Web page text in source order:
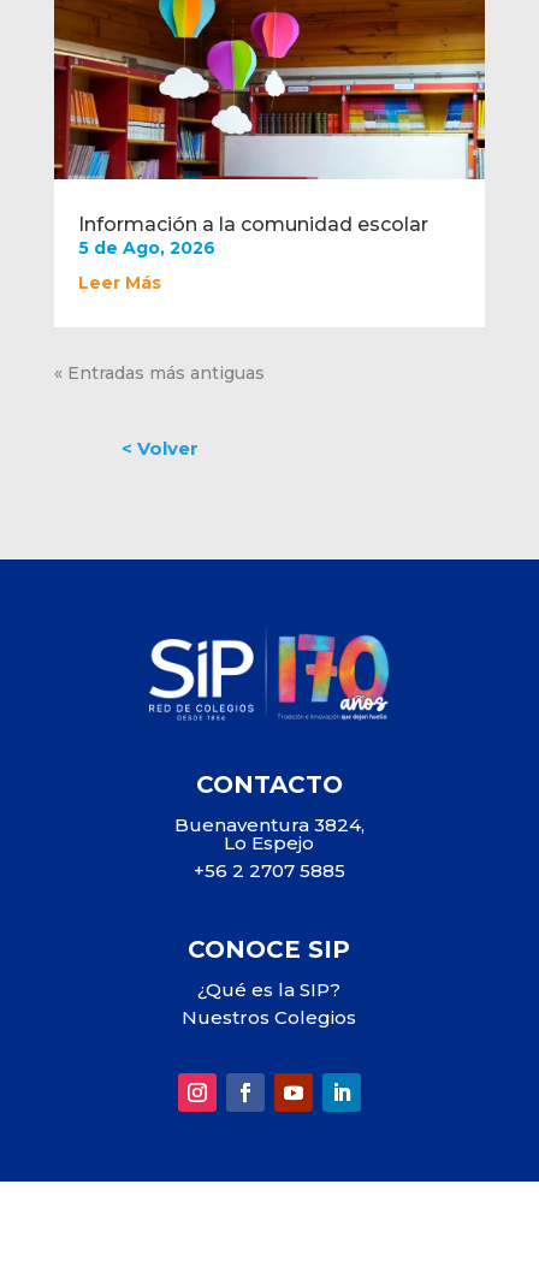
Información a la comunidad escolar
5 de Ago, 2026
Leer Más
« Entradas más antiguas
CONTACTO
Buenaventura 3824,
Lo Espejo
+56 2 2707 5885
CONOCE SIP
¿Qué es la SIP?
Nuestros Colegios